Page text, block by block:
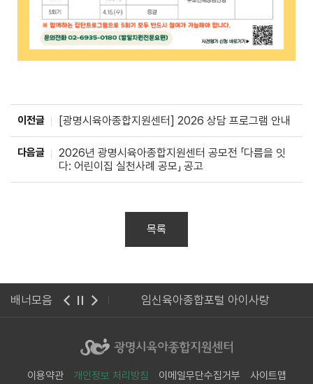
이전글 [광명시육아종합지원센터] 2026 상담 프로그램 안내
다음글
2026년 광명시육아종합지원센터 공모전 「다름을 잇
다: 어린이집 실천사례 공모」 공고
목록
배너모음
합지원센터 웹진 임신육아종합포털 아이사랑
이용약관 개인정보 처리방침 이메일무단수집거부 사이트맵